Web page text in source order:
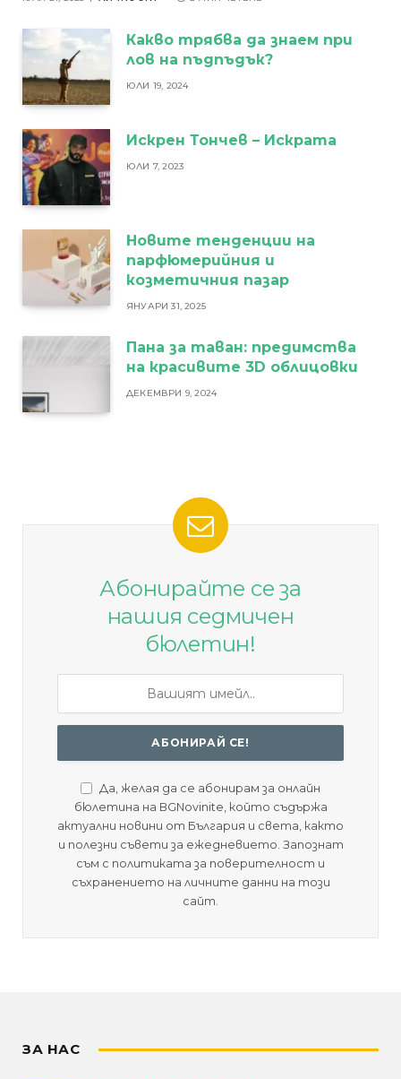
Какво трябва да знаем при
лов на пъдпъдък?
ЮЛИ 19, 2024
Искрен Тончев – Искрата
ЮЛИ 7, 2023
Новите тенденции на
парфюмерийния и
козметичния пазар
ЯНУАРИ 31, 2025
Пана за таван: предимства
на красивите 3D облицовки
ДЕКЕМВРИ 9, 2024
Абонирайте се за
нашия седмичен
бюлетин!
Да, желая да се абонирам за онлайн
бюлетина на BGNovinite, който съдържа
актуални новини от България и света, както
и полезни съвети за ежедневието. Запознат
съм с политиката за поверителност и
съхранението на личните данни на този
сайт.
ЗА НАС